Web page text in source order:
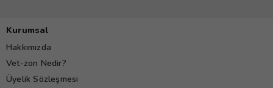
Kurumsal
Hakkımızda
Vet-zon Nedir?
Üyelik Sözleşmesi